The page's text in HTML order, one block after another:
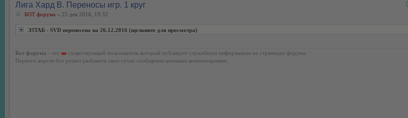
Лига Хард В. Переносы игр. 1 круг
БОТ форума » 25 дек 2016, 19:32
ЭЗТАБ - SVD перенесена на 26.12.2016 (щелкните для просмотра)
Бот форума - это не существующий пользователь который публикует служебную информацию на страницах форума.
Первого апреля бот решил разбавить свои сухие сообщения ценными комментариями.